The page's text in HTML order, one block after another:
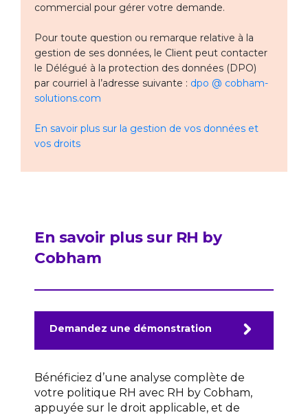
commercial pour gérer votre demande.
Pour toute question ou remarque relative à la
gestion de ses données, le Client peut contacter
le Délégué à la protection des données (DPO)
par courriel à l’adresse suivante : dpo @ cobham-
solutions.com
En savoir plus sur la gestion de vos données et
vos droits
En savoir plus sur RH by
Cobham
Demandez une démonstration
Bénéficiez d’une analyse complète de
votre politique RH avec RH by Cobham,
appuyée sur le droit applicable, et de